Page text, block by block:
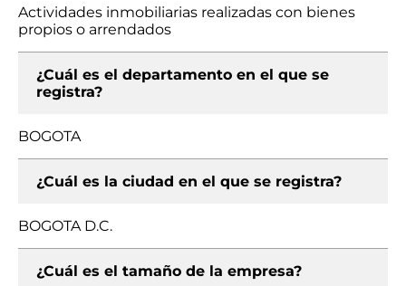
Actividades inmobiliarias realizadas con bienes
propios o arrendados
¿Cuál es el departamento en el que se
registra?
BOGOTA
¿Cuál es la ciudad en el que se registra?
BOGOTA D.C.
¿Cuál es el tamaño de la empresa?